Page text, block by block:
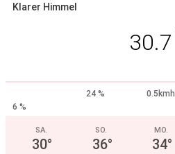
Klarer Himmel
30.7
24 %
0.5kmh
6 %
SA.
30°
SO.
36°
MO.
34°